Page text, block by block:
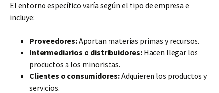
El entorno específico varía según el tipo de empresa e
incluye:
Proveedores:Aportan materias primas y recursos.
Intermediarios o distribuidores: Hacen llegar los
productos a los minoristas.
Clientes o consumidores:Adquieren los productos y
servicios.